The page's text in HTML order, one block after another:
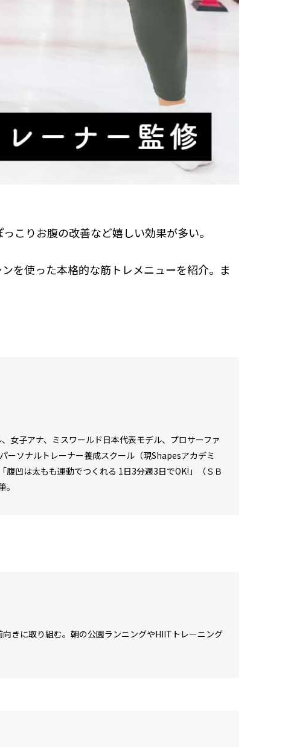
こりお腹の改善など嬉しい効果が多い。
を使った本格的な筋トレメニューを紹介。ま
女子アナ、ミスワールド日本代表モデル、プロサーファ
ーソナルトレーナー養成スクール（現Shapesアカデミ
凹は太もも運動でつくれる 1日3分週3日でOK!」（ＳＢ
きに取り組む。朝の公園ランニングやHIITトレーニング